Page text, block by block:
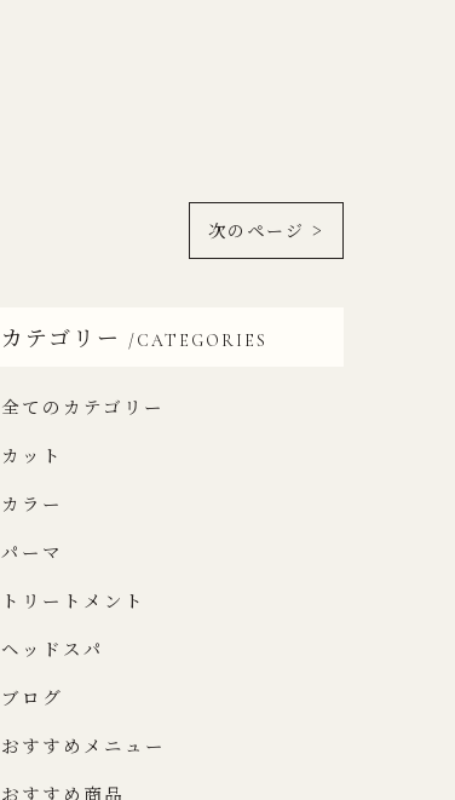
次のページ >
カテゴリー CATEGORIES
全てのカテゴリー
カット
カラー
パーマ
トリートメント
ヘッドスパ
ブログ
おすすめメニュー
おすすめ商品